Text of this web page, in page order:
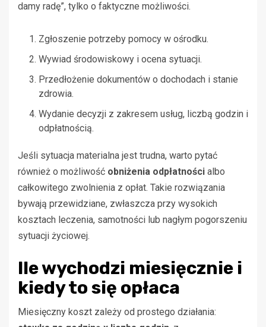
damy radę”, tylko o faktyczne możliwości.
Zgłoszenie potrzeby pomocy w ośrodku.
Wywiad środowiskowy i ocena sytuacji.
Przedłożenie dokumentów o dochodach i stanie
zdrowia.
Wydanie decyzji z zakresem usług, liczbą godzin i
odpłatnością.
Jeśli sytuacja materialna jest trudna, warto pytać
również o możliwość obniżenia odpłatności albo
całkowitego zwolnienia z opłat. Takie rozwiązania
bywają przewidziane, zwłaszcza przy wysokich
kosztach leczenia, samotności lub nagłym pogorszeniu
sytuacji życiowej.
Ile wychodzi miesięcznie i
kiedy to się opłaca
Miesięczny koszt zależy od prostego działania: